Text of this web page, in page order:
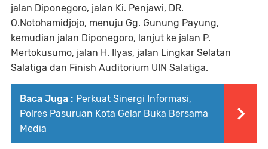
jalan Diponegoro, jalan Ki. Penjawi, DR.
O.Notohamidjojo, menuju Gg. Gunung Payung,
kemudian jalan Diponegoro, lanjut ke jalan P.
Mertokusumo, jalan H. Ilyas, jalan Lingkar Selatan
Salatiga dan Finish Auditorium UIN Salatiga.
Baca Juga : Perkuat Sinergi Informasi,
Polres Pasuruan Kota Gelar Buka Bersama
Media